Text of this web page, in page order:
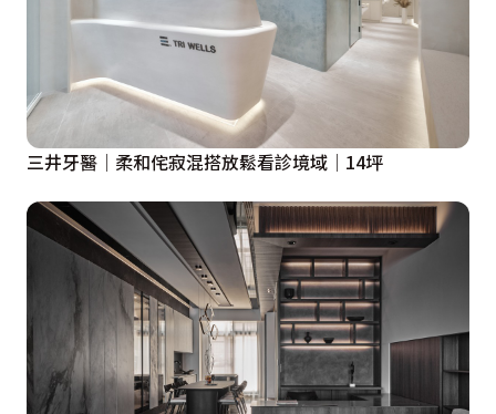
三井牙醫│柔和侘寂混搭放鬆看診境域│14坪